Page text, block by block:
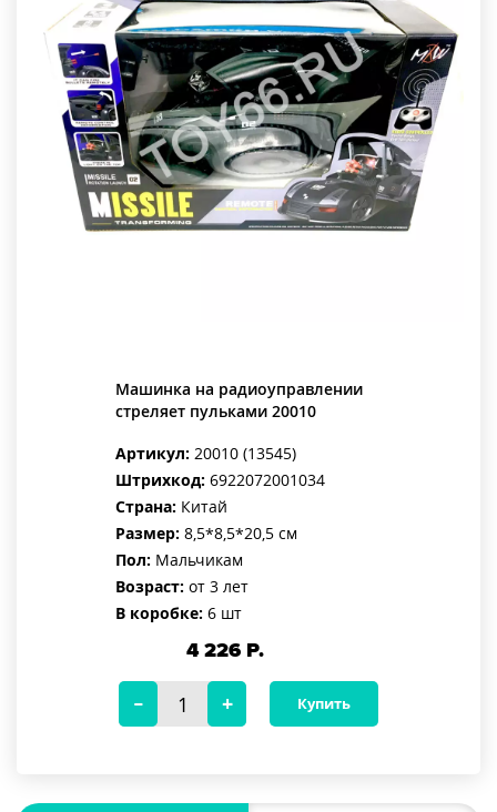
Машинка на радиоуправлении
стреляет пульками 20010
Артикул: 20010 (13545)
Штрихкод: 6922072001034
Страна: Китай
Размер: 8,5*8,5*20,5 см
Пол: Мальчикам
Возраст: от 3 лет
В коробке: 6 шт
4 226Р.
Купить